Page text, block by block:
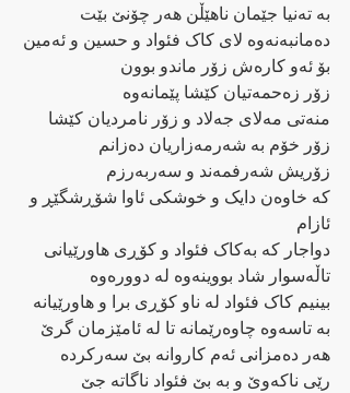
بە تەنیا جێمان ناهێڵن هەر چۆنێ بێت
دەمانبەنەوە لای کاک فئواد و حسین و ئەمین
بۆ ئەو کارەش زۆر ماندو بوون
زۆر زەحمەتیان کێشا پێمانەوە
منەتی مەلای جەلاد و زۆر نامردیان کێشا
زۆر خۆم بە شەرمەزاریان دەزانم
زۆریش شەرفمەند و سەربەرزم
کە خاوەن دایک و خوشکی ئاوا شۆڕشگێڕ و
ئازام
دواجار کە بەکاک فئواد و کۆڕی هاورێیانی
تاڵەسوار شاد بووینەوە لە دوورەوە
بینیم کاک فئواد لە ناو کۆڕی برا و هاورێیانە
بە تاسەوە چاوەرێمانە تا لە ئامێزمان گرێ
هەر دەمزانی ئەم کاروانە بێ سەرکردە
رێی ناکەوێ و بە بێ فئواد ناگاتە جێ